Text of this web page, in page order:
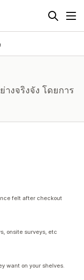
งจริงจัง โดยการ
felt after checkout
onsite surveys, etc
want on your shelves.